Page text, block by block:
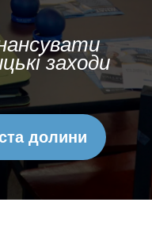
заходи
долини